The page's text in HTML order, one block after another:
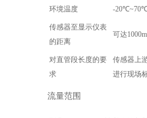
环境温度 -
传感器至显示仪表
的距离
可达
对直管段长度的要
求
传感器上
进行现场
流量范围